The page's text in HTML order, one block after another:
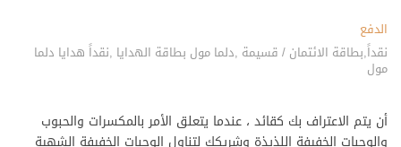
الدفع
نقداً,بطاقة الائتمان / قسيمة ,دلما مول بطاقة الهدايا ,نقداً هدايا دلما
مول
أن يتم الاعتراف بك كقائد ، عندما يتعلق الأمر بالمكسرات والحبوب
والوجبات الخفيفة اللذيذة وشريكك لتناول الوجبات الخفيفة الشهية